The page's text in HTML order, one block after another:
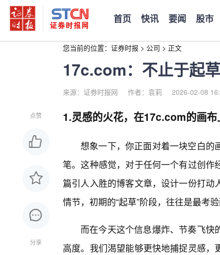
首页 快讯 要闻 股市
您当前的位置： 证券时报 > 公司 > 正文
17c.com：不止于起
来源：证券时报网 作者：袁莉 2026-02-08
点赞
分享
1.灵感的火花，在17c.com的画布
想象一下，你正面对着一块空白的
笔。这种感觉，对于任何一个有过创
篇引人入胜的博客文章，设计一份打
情节，初期的“起草”阶段，往往是最考
而在今天这个信息爆炸、节奏飞
高度。我们渴望能够更快地捕捉灵感